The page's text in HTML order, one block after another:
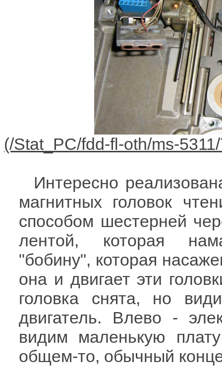
Интересно
магнитных головок
способом шестерней
лентой, которая
"бобину", которая
она и двигает эти
головка снята, но
двигатель. Влево -
видим маленькую
общем-то, обычный